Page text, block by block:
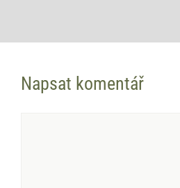
Napsat komentář